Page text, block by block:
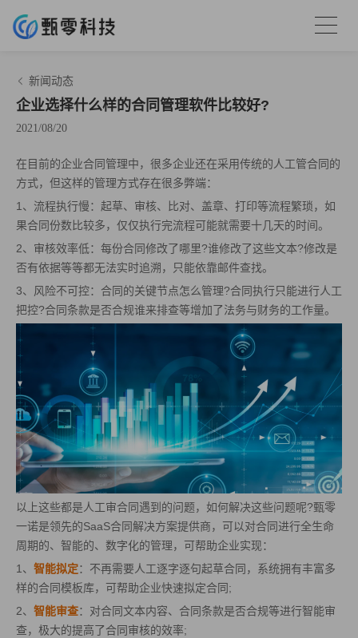
新闻动态
企业选择什么样的合同管理软件比较好?
2021/08/20
在目前的企业合同管理中，很多企业还在采用传统的人工管合同的
方式，但这样的管理方式存在很多弊端：
1、流程执行慢：起草、审核、比对、盖章、打印等流程繁琐，如
果合同份数比较多，仅仅执行完流程可能就需要十几天的时间。
2、审核效率低：每份合同修改了哪里?谁修改了这些文本?修改是
否有依据等等都无法实时追溯，只能依靠邮件查找。
3、风险不可控：合同的关键节点怎么管理?合同执行只能进行人工
把控?合同条款是否合规谁来排查等增加了法务与财务的工作量。
以上这些都是人工审合同遇到的问题，如何解决这些问题呢?甄零
一诺是领先的SaaS合同解决方案提供商，可以对合同进行全生命
周期的、智能的、数字化的管理，可帮助企业实现：
1、 智能拟定：不再需要人工逐字逐句起草合同，系统拥有丰富多
样的合同模板库，可帮助企业快速拟定合同;
2、 智能审查：对合同文本内容、合同条款是否合规等进行智能审
查，极大的提高了合同审核的效率;